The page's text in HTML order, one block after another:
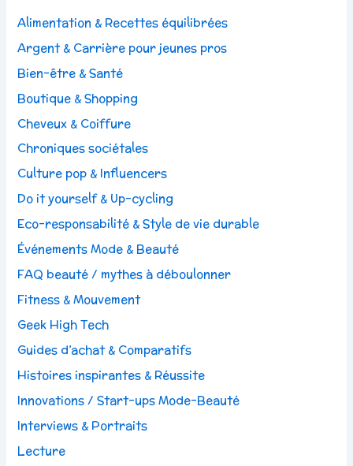
Alimentation & Recettes équilibrées
Argent & Carrière pour jeunes pros
Bien-être & Santé
Boutique & Shopping
Cheveux & Coiffure
Chroniques sociétales
Culture pop & Influencers
Do it yourself & Up-cycling
Eco-responsabilité & Style de vie durable
Événements Mode & Beauté
FAQ beauté / mythes à déboulonner
Fitness & Mouvement
Geek High Tech
Guides d’achat & Comparatifs
Histoires inspirantes & Réussite
Innovations / Start-ups Mode-Beauté
Interviews & Portraits
Lecture